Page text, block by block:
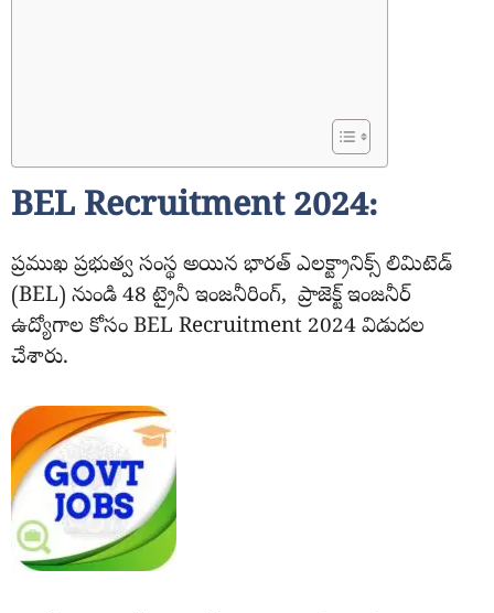
BEL Recruitment 2024:
ప్రముఖ ప్రభుత్వ సంస్థ అయిన భారత్ ఎలక్ట్రానిక్స్ లిమిటెడ్
(BEL) నుండి 48 ట్రైనీ ఇంజనీరింగ్, ప్రాజెక్ట్ ఇంజనీర్
ఉద్యోగాల కోసం BEL Recruitment 2024 విడుదల
చేశారు.